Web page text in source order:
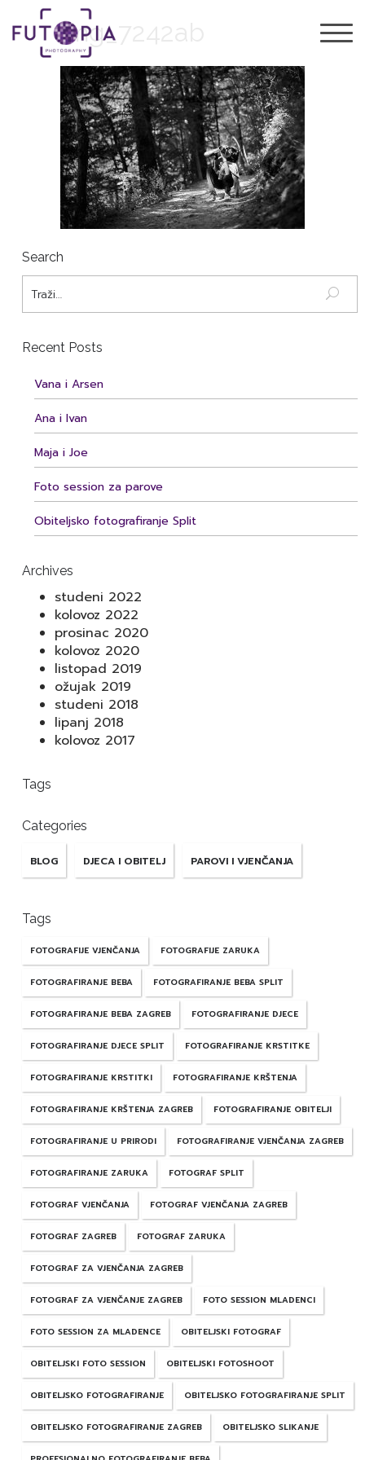
img_7242ab
Search
Recent Posts
Vana i Arsen
Ana i Ivan
Maja i Joe
Foto session za parove
Obiteljsko fotografiranje Split
Archives
studeni 2022
kolovoz 2022
prosinac 2020
kolovoz 2020
listopad 2019
ožujak 2019
studeni 2018
lipanj 2018
kolovoz 2017
Tags
Categories
BLOG DJECA I OBITELJ PAROVI I VJENČANJA
Tags
FOTOGRAFIJE VJENČANJA FOTOGRAFIJE ZARUKA
FOTOGRAFIRANJE BEBA FOTOGRAFIRANJE BEBA SPLIT
FOTOGRAFIRANJE BEBA ZAGREB FOTOGRAFIRANJE DJECE
FOTOGRAFIRANJE DJECE SPLIT FOTOGRAFIRANJE KRSTITKE
FOTOGRAFIRANJE KRSTITKI FOTOGRAFIRANJE KRŠTENJA
FOTOGRAFIRANJE KRŠTENJA ZAGREB FOTOGRAFIRANJE OBITELJI
FOTOGRAFIRANJE U PRIRODI FOTOGRAFIRANJE VJENČANJA ZAGREB
FOTOGRAFIRANJE ZARUKA FOTOGRAF SPLIT
FOTOGRAF VJENČANJA FOTOGRAF VJENČANJA ZAGREB
FOTOGRAF ZAGREB FOTOGRAF ZARUKA
FOTOGRAF ZA VJENČANJA ZAGREB
FOTOGRAF ZA VJENČANJE ZAGREB FOTO SESSION MLADENCI
FOTO SESSION ZA MLADENCE OBITELJSKI FOTOGRAF
OBITELJSKI FOTO SESSION OBITELJSKI FOTOSHOOT
OBITELJSKO FOTOGRAFIRANJE OBITELJSKO FOTOGRAFIRANJE SPLIT
OBITELJSKO FOTOGRAFIRANJE ZAGREB OBITELJSKO SLIKANJE